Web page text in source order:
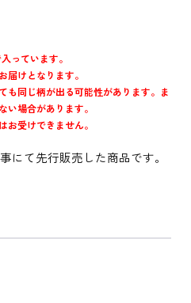
っています。
けとなります。
同じ柄が出る可能性があります。ま
い場合があります。
受けできません。
にて先行販売した商品です。